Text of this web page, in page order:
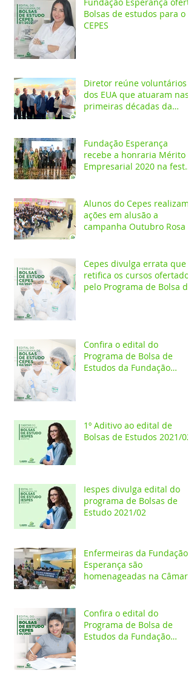
Bolsas de estudos para o
CEPES
Diretor reúne voluntários
dos EUA que atuaram nas
primeiras décadas da
Fundação Esperança
recebe a honraria Mérito
Empresarial 2020 na festa
Alunos do Cepes realizam
ações em alusão a
campanha Outubro Rosa
Cepes divulga errata que
retifica os cursos ofertados
pelo Programa de Bolsa de
Confira o edital do
Programa de Bolsa de
Estudos da Fundação
1º Aditivo ao edital de
Bolsas de Estudos 2021/02
Iespes divulga edital do
programa de Bolsas de
Estudo 2021/02
Enfermeiras da Fundação
Esperança são
homenageadas na Câmara
Confira o edital do
Programa de Bolsa de
Estudos da Fundação